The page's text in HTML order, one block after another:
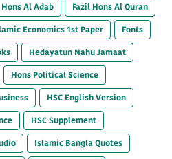
Hons Al Adab
Fazil Hons Al Quran
Economics 1st Paper
Fonts
Hedayatun Nahu Jamaat
Hons Political Science
HSC English Version
HSC Supplement
Islamic Bangla Quotes